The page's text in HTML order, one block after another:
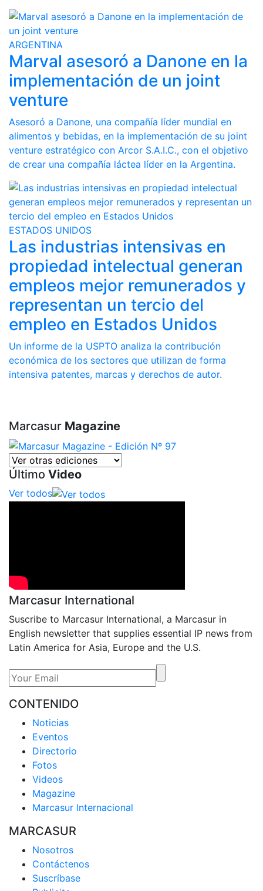
ARGENTINA
Marval asesoró a Danone en la
implementación de un joint
venture
Asesoró a Danone, una compañía líder mundial en
alimentos y bebidas, en la implementación de su joint
venture estratégico con Arcor S.A.I.C., con el objetivo
de crear una compañía láctea líder en la Argentina.
ESTADOS UNIDOS
Las industrias intensivas en
propiedad intelectual generan
empleos mejor remunerados y
representan un tercio del
empleo en Estados Unidos
Un informe de la USPTO analiza la contribución
económica de los sectores que utilizan de forma
intensiva patentes, marcas y derechos de autor.
Marcasur Magazine
Último Video
Ver todos
Marcasur International
Suscribe to Marcasur International, a Marcasur in
English newsletter that supplies essential IP news from
Latin America for Asia, Europe and the U.S.
CONTENIDO
Noticias
Eventos
Directorio
Fotos
Videos
Magazine
Marcasur Internacional
MARCASUR
Nosotros
Contáctenos
Suscríbase